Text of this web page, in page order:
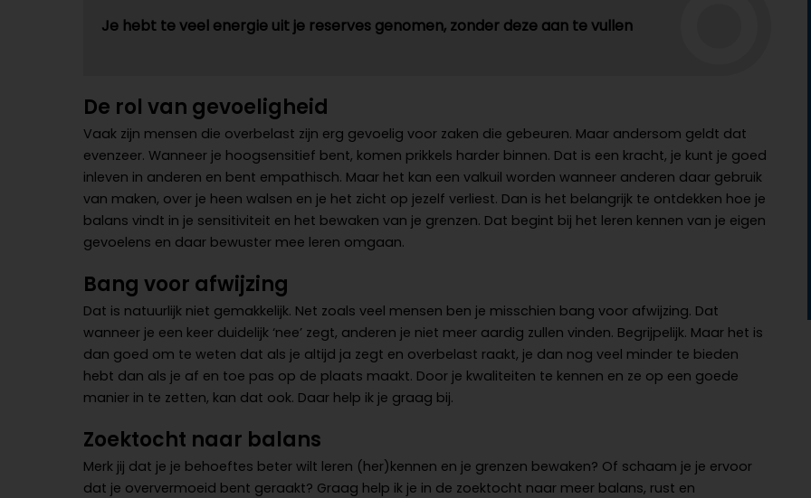
Je hebt te veel energie uit je reserves genomen, zonder deze aan te vullen
De rol van gevoeligheid
Vaak zijn mensen die overbelast zijn erg gevoelig voor zaken die gebeuren. Maar andersom geldt dat
evenzeer. Wanneer je hoogsensitief bent, komen prikkels harder binnen. Dat is een kracht, je kunt je goed
inleven in anderen en bent empathisch. Maar het kan een valkuil worden wanneer anderen daar gebruik
van maken, over je heen walsen en je het zicht op jezelf verliest. Dan is het belangrijk te ontdekken hoe je
balans vindt in je sensitiviteit en het bewaken van je grenzen. Dat begint bij het leren kennen van je eigen
gevoelens en daar bewuster mee leren omgaan.
Bang voor afwijzing
Dat is natuurlijk niet gemakkelijk. Net zoals veel mensen ben je misschien bang voor afwijzing. Dat
wanneer je een keer duidelijk ‘nee’ zegt, anderen je niet meer aardig zullen vinden. Begrijpelijk. Maar het is
dan goed om te weten dat als je altijd ja zegt en overbelast raakt, je dan nog veel minder te bieden
hebt dan als je af en toe pas op de plaats maakt. Door je kwaliteiten te kennen en ze op een goede
manier in te zetten, kan dat ook. Daar help ik je graag bij.
Zoektocht naar balans
Merk jij dat je je behoeftes beter wilt leren (her)kennen en je grenzen bewaken? Of schaam je je ervoor
dat je oververmoeid bent geraakt? Graag help ik je in de zoektocht naar meer balans, rust en